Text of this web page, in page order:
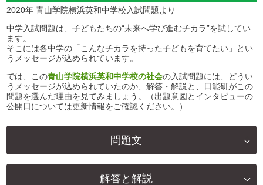
2020年 青山学院横浜英和中学校入試問題より
中学入試問題は、子どもたちの“未来へ学び進むチカラ”を試してい
ます。
そこには各中学の「こんなチカラを持った子どもを育てたい」とい
うメッセージが込められています。
では、この青山学院横浜英和中学校の社会の入試問題には、どうい
うメッセージが込められていたのか、解答・解説と、日能研がこの
問題を選んだ理由を見てみましょう。（出題意図とインタビューの
公開日については更新情報をご確認ください。）
問題文
解答と解説